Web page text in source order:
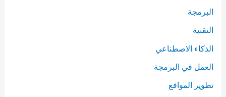
البرمجة
التقنية
الذكاء الاصطناعي
العمل في البرمجة
تطوير المواقع